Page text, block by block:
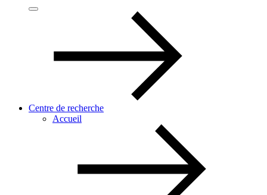
Centre de recherche
Accueil